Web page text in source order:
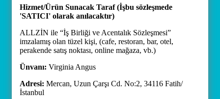
Hizmet/Ürün Sunacak Taraf (İşbu sözleşmede
'SATICI' olarak anılacaktır)
ALLZİN ile “İş Birliği ve Acentalık Sözleşmesi”
imzalamış olan tüzel kişi, (cafe, restoran, bar, otel,
perakende satış noktası, online mağaza, vb.)
Ünvanı: Virginia Angus
Adresi: Mercan, Uzun Çarşı Cd. No:2, 34116 Fatih/
İstanbul